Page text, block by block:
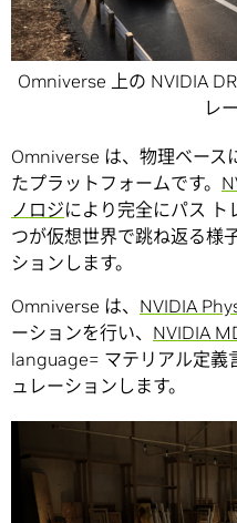
Omniverse 上の NVIDIA
レ
Omniverse は、物理ベース
たプラットフォームです。
ノロジにより完全にパス ト
つが仮想世界で跳ね返る様
ションします。
Omniverse は、 NVIDIA
ーションを行い、 NVIDIA
language= マテリアル定義
ュレーションします。